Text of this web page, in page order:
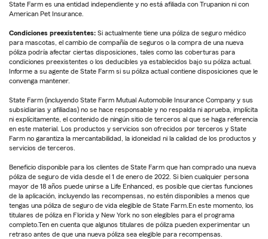
State Farm es una entidad independiente y no está afiliada con Trupanion ni con
American Pet Insurance.
Condiciones preexistentes: Si actualmente tiene una póliza de seguro médico
para mascotas, el cambio de compañía de seguros o la compra de una nueva
póliza podría afectar ciertas disposiciones, tales como las coberturas para
condiciones preexistentes o los deducibles ya establecidos bajo su póliza actual.
Informe a su agente de State Farm si su póliza actual contiene disposiciones que le
convenga mantener.
State Farm (incluyendo State Farm Mutual Automobile Insurance Company y sus
subsidiarias y afiliadas) no se hace responsable y no respalda ni aprueba, implícita
ni explícitamente, el contenido de ningún sitio de terceros al que se haga referencia
en este material. Los productos y servicios son ofrecidos por terceros y State
Farm no garantiza la mercantabilidad, la idoneidad ni la calidad de los productos y
servicios de terceros.
Beneficio disponible para los clientes de State Farm que han comprado una nueva
póliza de seguro de vida desde el 1 de enero de 2022. Si bien cualquier persona
mayor de 18 años puede unirse a Life Enhanced, es posible que ciertas funciones
de la aplicación, incluyendo las recompensas, no estén disponibles a menos que
tengas una póliza de seguro de vida elegible de State Farm.En este momento, los
titulares de póliza en Florida y New York no son elegibles para el programa
completo.Ten en cuenta que algunos titulares de póliza pueden experimentar un
retraso antes de que una nueva póliza sea elegible para recompensas.